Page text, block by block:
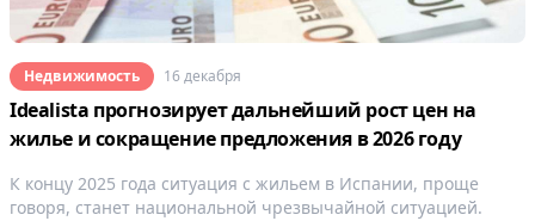
Недвижимость 16 декабря
Idealista прогнозирует дальнейший рост цен на
жилье и сокращение предложения в 2026 году
К концу 2025 года ситуация с жильем в Испании, проще
говоря, станет национальной чрезвычайной ситуацией.